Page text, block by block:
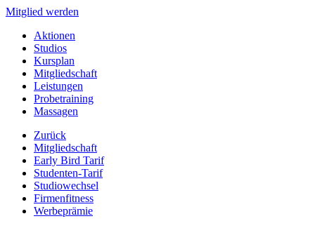
Mitglied werden
Aktionen
Studios
Kursplan
Mitgliedschaft
Leistungen
Probetraining
Massagen
Zurück
Mitgliedschaft
Early Bird Tarif
Studenten-Tarif
Studiowechsel
Firmenfitness
Werbeprämie